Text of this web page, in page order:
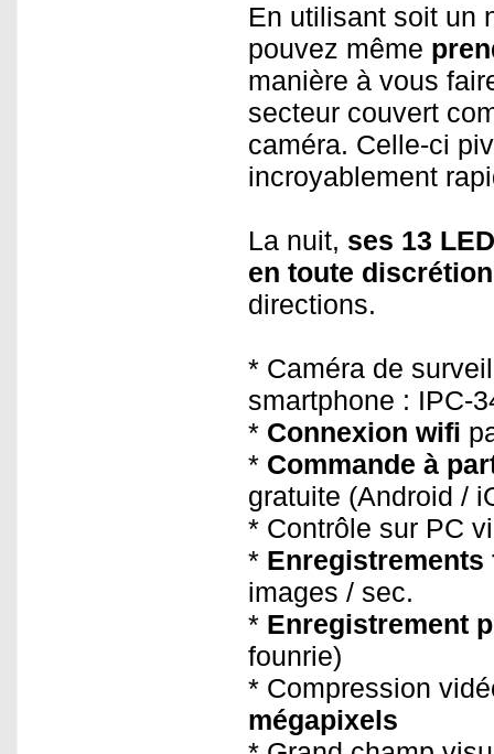
En utilisant soit un
pouvez même
manière à vous
secteur couvert
caméra. Celle-ci
incroyablement
La nuit, ses 13
en toute discrétion
directions.
* Caméra de
smartphone : IPC-
* Connexion wifi
* Commande à
gratuite (Android /
* Contrôle sur PC
*
images / sec.
* Enregistrement
founrie)
* Compression
mégapixels